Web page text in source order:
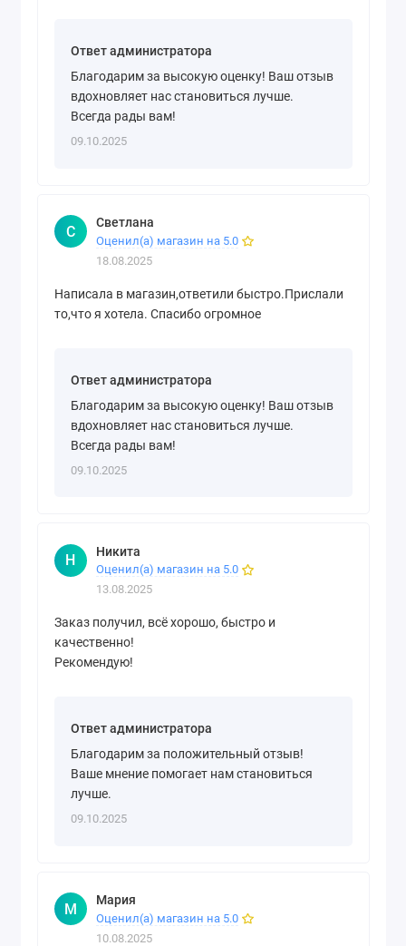
Ответ администратора
Благодарим за высокую оценку! Ваш отзыв
вдохновляет нас становиться лучше.
Всегда рады вам!
09.10.2025
С Светлана
Оценил(а) магазин на 5.0
18.08.2025
Написала в магазин,ответили быстро.Прислали
то,что я хотела. Спасибо огромное
Ответ администратора
Благодарим за высокую оценку! Ваш отзыв
вдохновляет нас становиться лучше.
Всегда рады вам!
09.10.2025
Н Никита
Оценил(а) магазин на 5.0
13.08.2025
Заказ получил, всё хорошо, быстро и
качественно!
Рекомендую!
Ответ администратора
Благодарим за положительный отзыв!
Ваше мнение помогает нам становиться
лучше.
09.10.2025
М Мария
Оценил(а) магазин на 5.0
10.08.2025